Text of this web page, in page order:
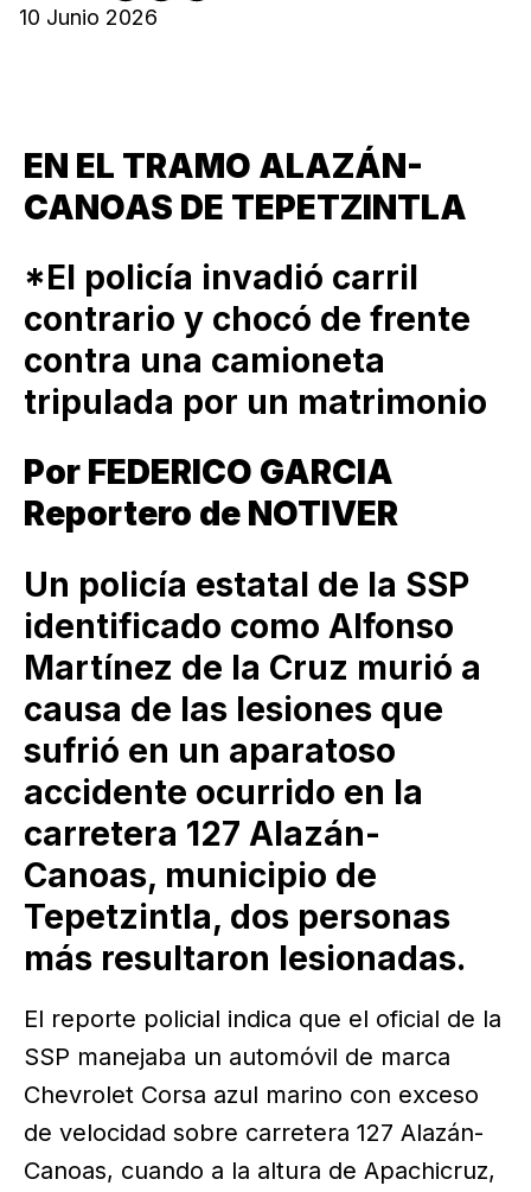
10 Junio 2026
EN EL TRAMO ALAZÁN-
CANOAS DE TEPETZINTLA
*El policía invadió carril
contrario y chocó de frente
contra una camioneta
tripulada por un matrimonio
Por FEDERICO GARCIA
Reportero de NOTIVER
Un policía estatal de la SSP
identificado como Alfonso
Martínez de la Cruz murió a
causa de las lesiones que
sufrió en un aparatoso
accidente ocurrido en la
carretera 127 Alazán-
Canoas, municipio de
Tepetzintla, dos personas
más resultaron lesionadas.
El reporte policial indica que el oficial de la
SSP manejaba un automóvil de marca
Chevrolet Corsa azul marino con exceso
de velocidad sobre carretera 127 Alazán-
Canoas, cuando a la altura de Apachicruz,